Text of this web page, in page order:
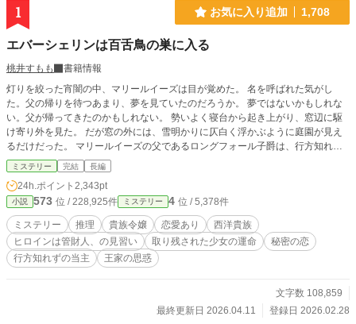
1 お気に入り追加 1,708
エバーシェリンは百舌鳥の巣に入る
桃井すもも
書籍情報
灯りを絞った宵闇の中、マリールイーズは目が覚めた。 名を呼ばれた気がし
た。父の帰りを待つあまり、夢を見ていたのだろうか。 夢ではないかもしれな
い。父が帰ってきたのかもしれない。 勢いよく寝台から起き上がり、窓辺に駆
け寄り外を見た。 だが窓の外には、雪明かりに仄白く浮かぶように庭園が見え
るだけだった。 マリールイーズの父であるロングフォール子爵は、行方知れず
となっていた。 子爵家には死の気配が付き纏う。口さがない人々からは『死人
（しびと）の家』と噂されている。 マリールイーズは、そんな死の気配に覆わ
れた家にとり残された令嬢だった。 早春のある日、子爵家を一人の若き貴婦人
が訪れた。 「私はエバーシェリンと申します。ラグウッドより定められた管財
人、の見習いですわ」 エバーシェリンはこうして、『死人の家』ロングフォー
ル子爵家へ足を踏み入れた。 当主が行方知れずとなった子爵家で、マリールイ
ーズを巡る人々と向き合うこととなる。 短編『ただ、貴方の瞳に映りたくて』
をサイドストーリーとしてお楽しみいただけます。 ❇こちらの作品は、カクヨ
し訳ございません。公開後に修正が入ります。間を置いてご笑覧下さいませ。
❇登場人物のお名前が他作品とダダ被りする場合がございます。皆様別人でござ
います。 ❇100%妄想の産物です。妄想なので史実とは異なっております。
ミステリー 完結 長編
24h.ポイント 2,343pt
小説 573 位 / 228,925件 ミステリー 4 位 / 5,378件
ミステリー 推理 貴族令嬢 恋愛あり
西洋貴族
ヒロインは管財人、の見習い
取り残された少女の運命
秘密の恋
行方知れずの当主
王家の思惑
文字数 108,859
最終更新日 2026.04.11
登録日 2026.02.28